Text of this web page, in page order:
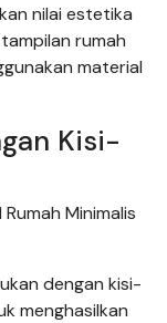
nilai estetika
rumah
material
Kisi-
Minimalis
dengan kisi-
menghasilkan